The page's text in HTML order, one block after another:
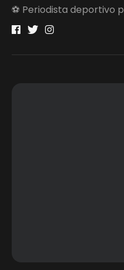
⚽ Periodista deportivo